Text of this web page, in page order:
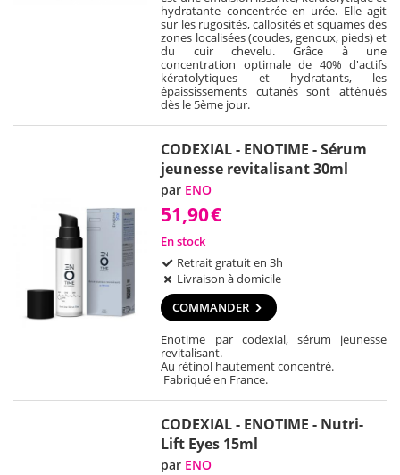
hydratante concentrée en urée. Elle agit
sur les rugosités, callosités et squames des
zones localisées (coudes, genoux, pieds) et
du cuir chevelu. Grâce à une
concentration optimale de 40% d'actifs
kératolytiques et hydratants, les
épaississements cutanés sont atténués
dès le 5ème jour.
CODEXIAL - ENOTIME - Sérum
jeunesse revitalisant 30ml
par ENO
51,90€
En stock
Retrait gratuit en 3h
Livraison à domicile
COMMANDER
Enotime par codexial, sérum jeunesse
revitalisant.
Au rétinol hautement concentré.
Fabriqué en France.
CODEXIAL - ENOTIME - Nutri-
Lift Eyes 15ml
par ENO